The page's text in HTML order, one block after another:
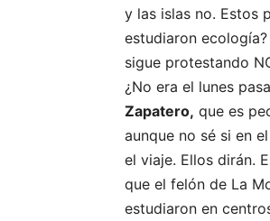
y las islas no. Estos
estudiaron
sigue protestando
¿No era el lunes
Zapatero, que es
aunque no sé si en
el viaje. Ellos dirán.
que el felón de La
estudiaron en